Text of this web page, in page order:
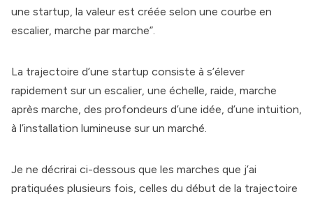
une startup, la valeur est créée selon une courbe en
escalier, marche par marche”.
La trajectoire d’une startup consiste à s’élever
rapidement sur un escalier, une échelle, raide, marche
après marche, des profondeurs d’une idée, d’une intuition,
à l’installation lumineuse sur un marché.
Je ne décrirai ci-dessous que les marches que j’ai
pratiquées plusieurs fois, celles du début de la trajectoire